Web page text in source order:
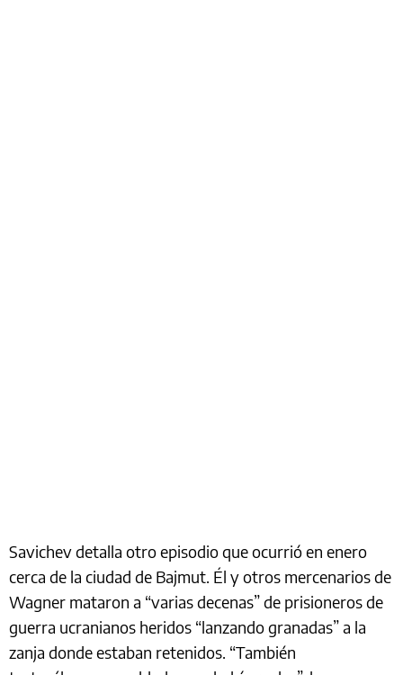
Savichev detalla otro episodio que ocurrió en enero
cerca de la ciudad de Bajmut. Él y otros mercenarios de
Wagner mataron a “varias decenas” de prisioneros de
guerra ucranianos heridos “lanzando granadas” a la
zanja donde estaban retenidos. “También